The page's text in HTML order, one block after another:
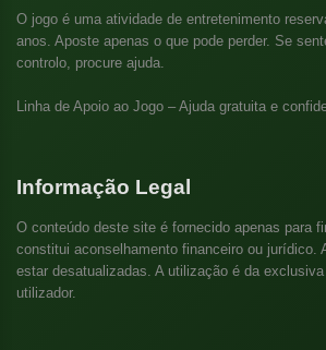
O jogo é uma atividade de entretenimento
anos. Aposte apenas o que pode perder. Se
controlo, procure ajuda.
Linha de Apoio ao Jogo – Ajuda gratuita e
Informação Legal
O conteúdo deste site é fornecido apenas para
constitui aconselhamento financeiro ou jurídico.
estar desatualizadas. A utilização é da
utilizador.